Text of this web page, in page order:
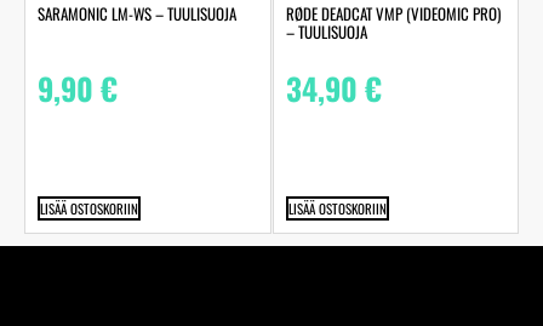
SARAMONIC LM-WS – TUULISUOJA
9,90€
LISÄÄ OSTOSKORIIN
RØDE DEADCAT VMP (VIDEOMIC PRO)
– TUULISUOJA
34,90€
LISÄÄ OSTOSKORIIN